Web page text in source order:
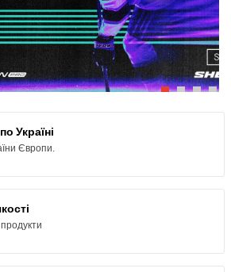
Україні
Європи.
продукти